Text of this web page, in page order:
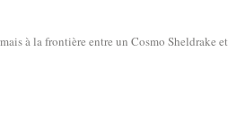
à la frontière entre un Cosmo Sheldrake et